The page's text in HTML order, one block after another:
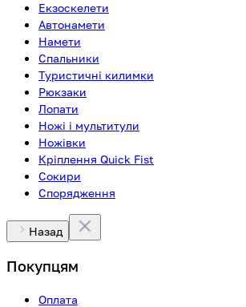
Екзоскелети
Автонамети
Намети
Спальники
Туристичні килимки
Рюкзаки
Лопати
Ножі і мультитули
Ножівки
Кріплення Quick Fist
Сокири
Спорядження
Назад
Покупцям
Оплата